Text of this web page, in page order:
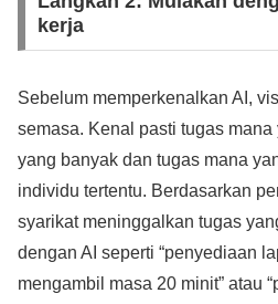
kerja
Sebelum memperkenalkan AI,
semasa. Kenal pasti tugas
yang banyak dan tugas mana
individu tertentu. Berdasarkan
syarikat meninggalkan tugas
dengan AI seperti “penyediaan
mengambil masa 20 minit” atau